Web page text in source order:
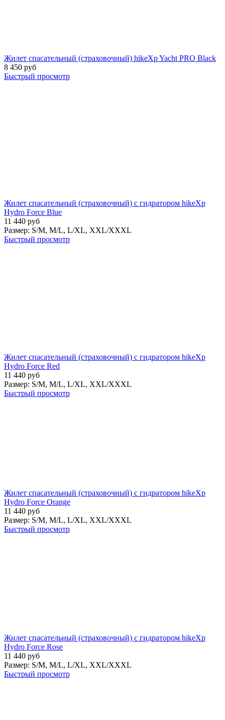
Жилет спасательный (страховочный) hikeXp Yacht PRO Black
8 450 руб
Быстрый просмотр
Жилет спасательный (страховочный) с гидратором hikeXp
Hydro Force Blue
11 440 руб
Размер: S/M, M/L, L/XL, XXL/XXXL
Быстрый просмотр
Жилет спасательный (страховочный) с гидратором hikeXp
Hydro Force Red
11 440 руб
Размер: S/M, M/L, L/XL, XXL/XXXL
Быстрый просмотр
Жилет спасательный (страховочный) с гидратором hikeXp
Hydro Force Orange
11 440 руб
Размер: S/M, M/L, L/XL, XXL/XXXL
Быстрый просмотр
Жилет спасательный (страховочный) с гидратором hikeXp
Hydro Force Rose
11 440 руб
Размер: S/M, M/L, L/XL, XXL/XXXL
Быстрый просмотр